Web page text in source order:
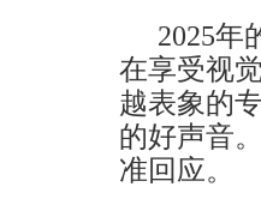
2025年
在享受视
越表象的
的好声音
准回应。